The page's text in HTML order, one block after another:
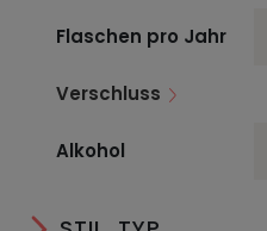
Flaschen pro Jahr
Verschluss
Alkohol